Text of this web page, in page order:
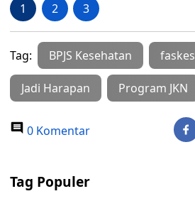
1 2 3
Tag: BPJS Kesehatan faskes
Jadi Harapan Program JKN
0 Komentar
Tag Populer